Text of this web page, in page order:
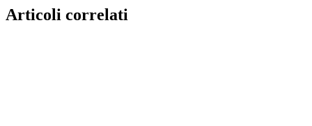
Articoli correlati